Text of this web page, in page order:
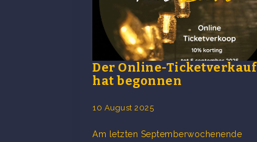
Der Online-Ticketverkauf
hat begonnen
10 August 2025
Am letzten Septemberwochenende